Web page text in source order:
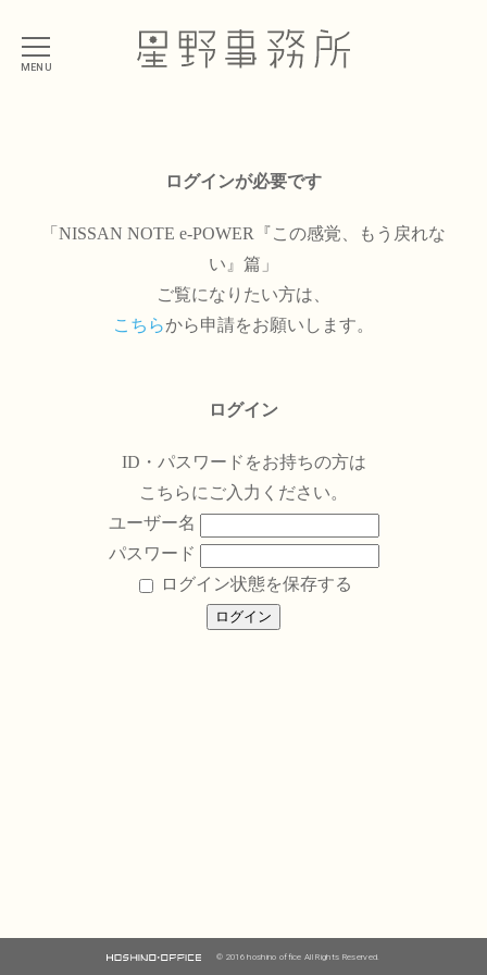
ログインが必要です
「NISSAN NOTE e-POWER『この感覚、もう戻れな
い』篇」
ご覧になりたい方は、
こちらから申請をお願いします。
ログイン
ID・パスワードをお持ちの方は
こちらにご入力ください。
ユーザー名
パスワード
ログイン状態を保存する
© 2016 hoshino office All Rights Reserved.
MENU